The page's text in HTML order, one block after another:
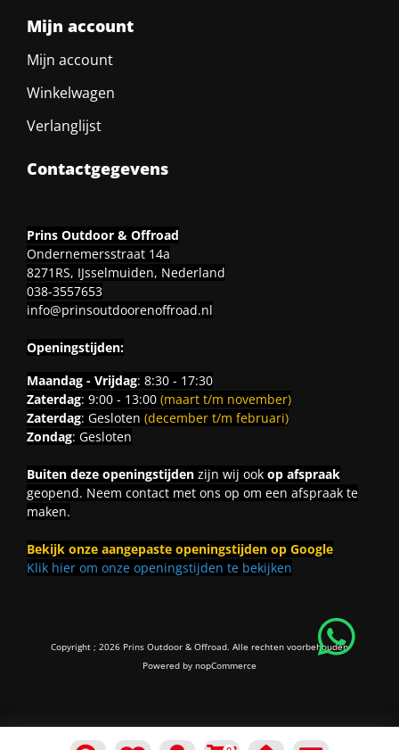
Mijn account
Mijn account
Winkelwagen
Verlanglijst
Contactgegevens
Prins Outdoor & Offroad
Ondernemersstraat 14a
8271RS, IJsselmuiden, Nederland
038-3557653
info@prinsoutdoorenoffroad.nl
Openingstijden:
Maandag - Vrijdag: 8:30 - 17:30
Zaterdag: 9:00 - 13:00 (maart t/m november)
Zaterdag: Gesloten (december t/m februari)
Zondag: Gesloten
Buiten deze openingstijdenzijn wij ook op afspraak
geopend. Neem contact met ons op om een afspraak te
maken.
Bekijk onze aangepaste openingstijden op Google
Klik hier om onze openingstijden te bekijken
Copyright ; 2026 Prins Outdoor & Offroad. Alle rechten voorbehouden
Powered by nopCommerce